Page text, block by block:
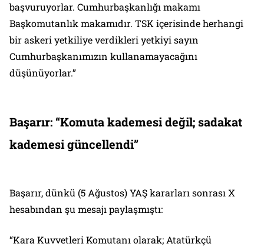
başvuruyorlar. Cumhurbaşkanlığı makamı
Başkomutanlık makamıdır. TSK içerisinde herhangi
bir askeri yetkiliye verdikleri yetkiyi sayın
Cumhurbaşkanımızın kullanamayacağını
düşünüyorlar.”
Başarır: “Komuta kademesi değil; sadakat
kademesi güncellendi”
Başarır, dünkü (5 Ağustos) YAŞ kararları sonrası X
hesabından şu mesajı paylaşmıştı:
“Kara Kuvvetleri Komutanı olarak; Atatürkçü